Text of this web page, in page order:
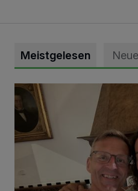
Meistgelesen
„Loss dir nix jefalle“ in 7